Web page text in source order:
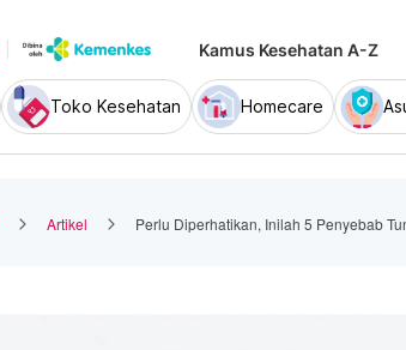
Kamus Kesehatan A-Z
Toko Kesehatan Homecare
Artikel Perlu Diperhatikan, Inilah 5 Penyebab